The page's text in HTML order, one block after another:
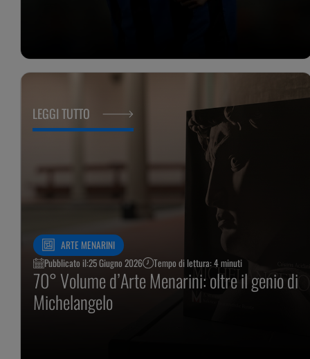
ARTE MENARINI
Pubblicato il:25 Giugno 2026 Tempo di lettura: 4 minuti
70° Volume d’Arte Menarini: oltre il genio di
Michelangelo
LEGGI TUTTO